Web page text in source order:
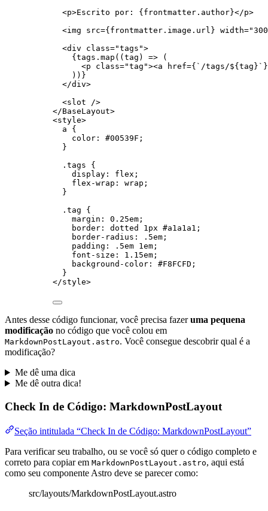
<p>Escrito por: { frontmatter . author}</p>
<img src={ frontmatter . image . url } width="300
<div class="tags ">
{ tags . map ( ( tag ) => (
<p class="tag "><a href={ ` /tags/${ tag } ` }
)) }
</div>
<slot />
</BaseLayout>
<style>
a {
color : #00539F ;
}
.tags {
display : flex ;
flex-wrap : wrap ;
}
.tag {
margin : 0.25em ;
border : dotted 1px #a1a1a1 ;
border-radius : .5em ;
padding : .5em 1em ;
font-size : 1.15em ;
background-color : #F8FCFD ;
}
</style>
Antes desse código funcionar, você precisa fazeruma pequena
modificação no código que você colou em
MarkdownPostLayout.astro. Você consegue descobrir qual é a
modificação?
Me dê uma dica
Me dê outra dica!
Check In de Código: MarkdownPostLayout
Seção intitulada “Check In de Código: MarkdownPostLayout”
Para verificar seu trabalho, ou se você só quer o código completo e
correto para copiar em MarkdownPostLayout.astro, aqui está
como seu componente Astro deve se parecer como:
src/layouts/MarkdownPostLayout.astro